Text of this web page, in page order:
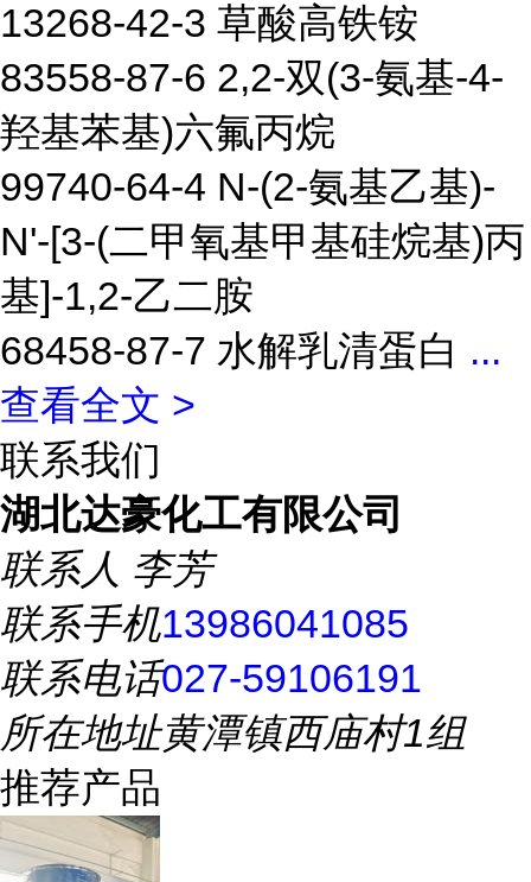
13268-42-3 草酸高铁铵
83558-87-6 2,2-双(3-氨基-4-
羟基苯基)六氟丙烷
99740-64-4 N-(2-氨基乙基)-
N'-[3-(二甲氧基甲基硅烷基)丙
基]-1,2-乙二胺
68458-87-7 水解乳清蛋白 ...
查看全文 >
联系我们
湖北达豪化工有限公司
联系人 李芳
联系手机13986041085
联系电话027-59106191
所在地址黄潭镇西庙村1组
推荐产品